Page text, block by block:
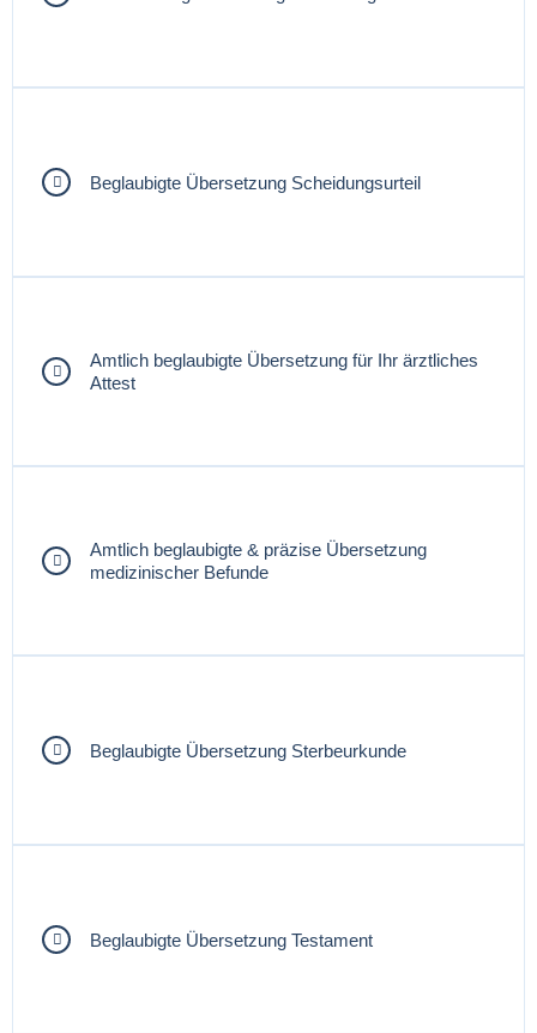
Beglaubigte Übersetzung Scheidungsurteil
Amtlich beglaubigte Übersetzung für Ihr ärztliches
Attest
Amtlich beglaubigte & präzise Übersetzung
medizinischer Befunde
Beglaubigte Übersetzung Sterbeurkunde
Beglaubigte Übersetzung Testament